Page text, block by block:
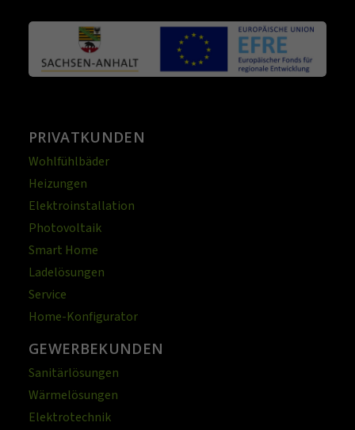
PRIVATKUNDEN
Wohlfühlbäder
Heizungen
Elektroinstallation
Photovoltaik
Smart Home
Ladelösungen
Service
Home-Konfigurator
GEWERBEKUNDEN
Sanitärlösungen
Wärmelösungen
Elektrotechnik